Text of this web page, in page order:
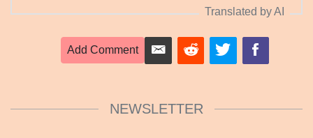
Translated by AI
Add Comment
NEWSLETTER